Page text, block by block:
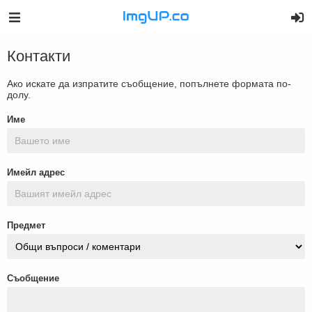
Контакти
Ако искате да изпратите съобщение, попълнете формата по-
долу.
Име
Имейл адрес
Предмет
Съобщение